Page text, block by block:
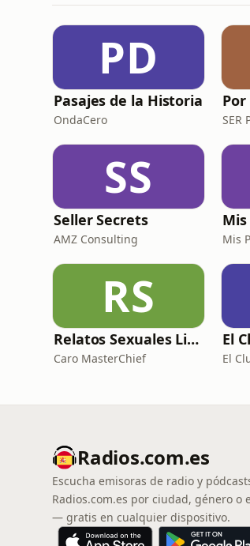
PD
Pasajes de la Historia
OndaCero SER
SS
Seller Secrets
AMZ Consulting
RS
Relatos Sexuales Liberales
Caro MasterChief El
Radios.com.es
Escucha emisoras de radio y
Radios.com.es por ciudad, género o
— gratis en cualquier dispositivo.